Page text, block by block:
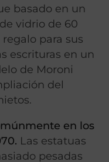
basado en un
vidrio de 60
para sus
escrituras en un
de Moroni
del
en los
Las estatuas
pesadas